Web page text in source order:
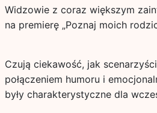
Widzowie z coraz większym
na premierę „Poznaj moich
Czują ciekawość, jak
połączeniem humoru i
były charakterystyczne dla